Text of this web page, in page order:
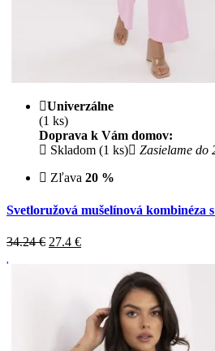
Univerzálne
(1 ks)
Doprava k Vám domov:
Skladom (1 ks)
Zasielame do
Zľava 20 %
Svetloružová mušelínová kombinéza
34.24 € 27.4 €